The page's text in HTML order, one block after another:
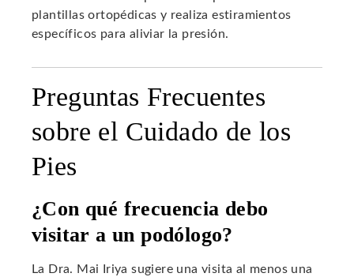
plantillas ortopédicas y realiza estiramientos
específicos para aliviar la presión.
Preguntas Frecuentes
sobre el Cuidado de los
Pies
¿Con qué frecuencia debo
visitar a un podólogo?
La Dra. Mai Iriya sugiere una visita al menos una